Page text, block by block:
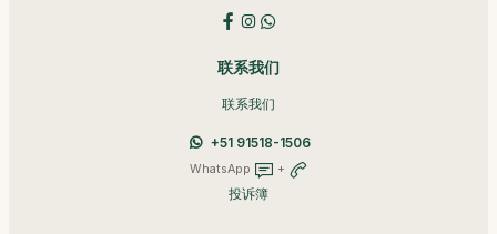
联系我们
联系我们
+51 91518-1506
WhatsApp +
投诉簿